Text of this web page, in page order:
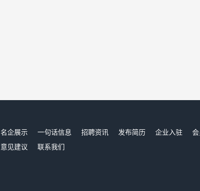
名企展示 一句话信息 招聘资讯 发布简历 企业入驻
意见建议 联系我们